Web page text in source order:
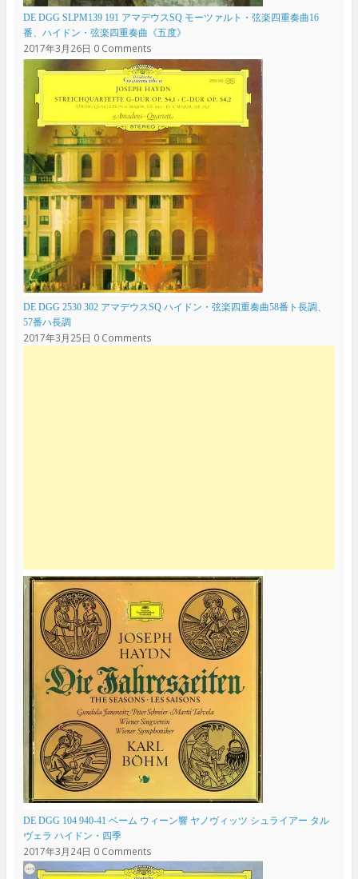
DE DGG SLPM139 191 アマデウスSQ モーツァルト・弦楽四重奏曲16
番、ハイドン・弦楽四重奏曲《五度》
2017年3月26日 0 Comments
DE DGG 2530 302 アマデウスSQ ハイドン・弦楽四重奏曲58番ト長調、
57番ハ長調
2017年3月25日 0 Comments
DE DGG 104 940-41 ベーム ウィーン響 ヤノヴィッツ シュライアー タル
ヴェラ ハイドン・四季
2017年3月24日 0 Comments